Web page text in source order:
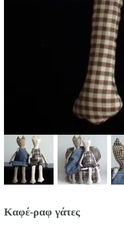
Καφέ-ραφ γάτες